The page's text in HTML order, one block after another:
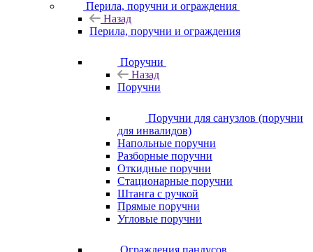
Перила, поручни и ограждения
Назад
Перила, поручни и ограждения
Поручни
Назад
Поручни
Поручни для санузлов (поручни
для инвалидов)
Напольные поручни
Разборные поручни
Откидные поручни
Стационарные поручни
Штанга с ручкой
Прямые поручни
Угловые поручни
Ограждения пандусов